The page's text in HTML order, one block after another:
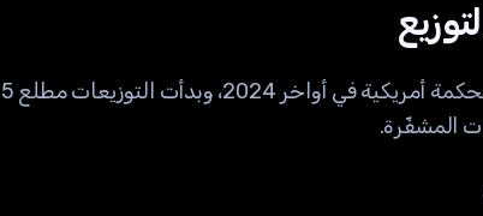
المشفّرة.